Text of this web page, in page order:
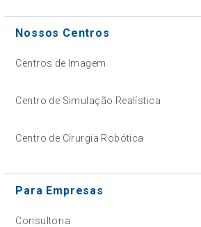
Nossos Centros
Centros de Imagem
Centro de Simulação Realística
Centro de Cirurgia Robótica
Para Empresas
Consultoria